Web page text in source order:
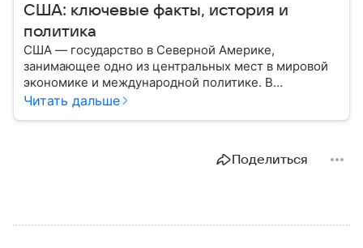
США: ключевые факты, история и
политика
США — государство в Северной Америке,
занимающее одно из центральных мест в мировой
экономике и международной политике. В
материале — основные сведения об этой стране.
Читать дальше
Поделиться